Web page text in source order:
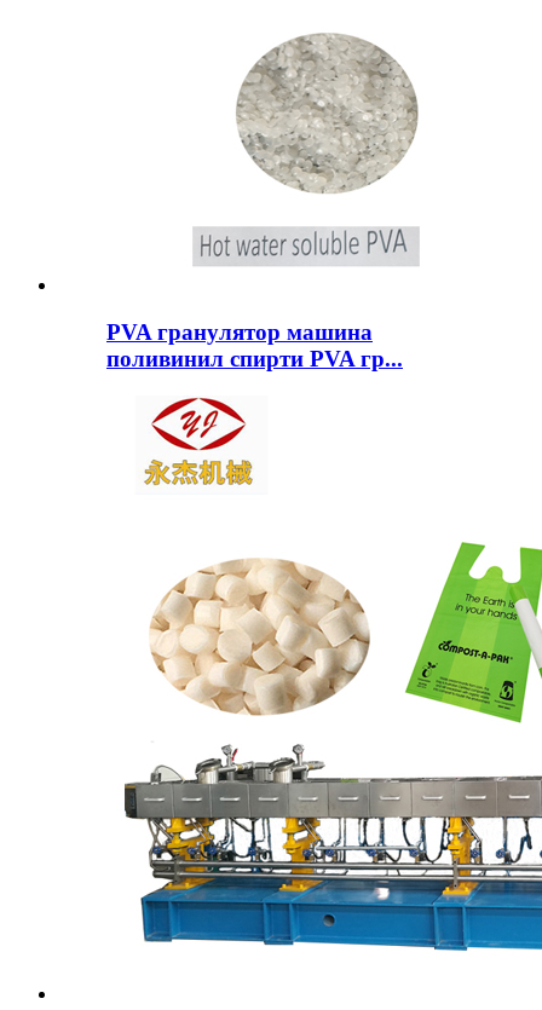
PVA гранулятор машина
поливинил спирти PVA гр...